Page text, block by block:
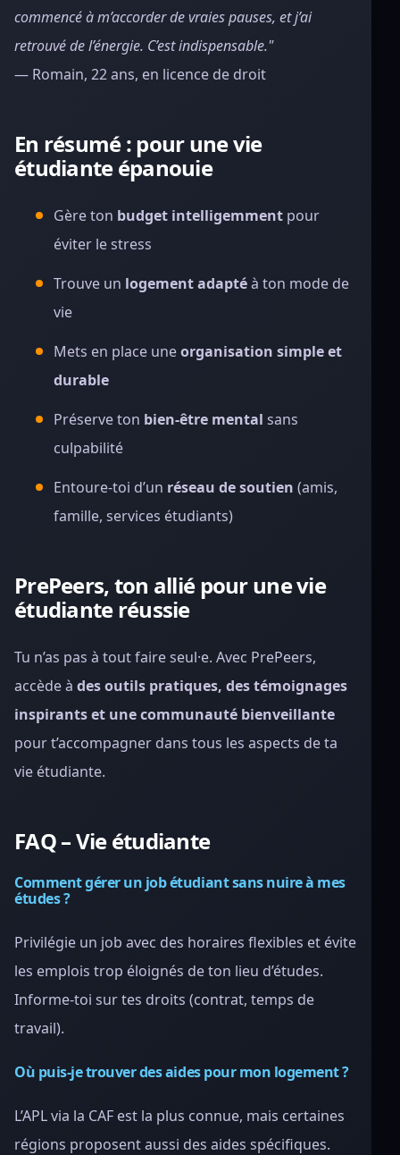
commencé à m’accorder de vraies pauses, et j’ai
retrouvé de l’énergie. C’est indispensable."
— Romain, 22 ans, en licence de droit
En résumé : pour une vie
étudiante épanouie
Gère ton budget intelligemment pour
éviter le stress
Trouve un logement adaptéà ton mode de
vie
Mets en place uneorganisation simple et
durable
Préserve ton bien-être mental sans
culpabilité
Entoure-toi d’un réseau de soutien (amis,
famille, services étudiants)
PrePeers, ton allié pour une vie
étudiante réussie
Tu n’as pas à tout faire seul·e. Avec PrePeers,
accède à des outils pratiques, des témoignages
inspirants et une communauté bienveillante
pour t’accompagner dans tous les aspects de ta
vie étudiante.
FAQ – Vie étudiante
Comment gérer un job étudiant sans nuire à mes
études ?
Privilégie un job avec des horaires flexibles et évite
les emplois trop éloignés de ton lieu d’études.
Informe-toi sur tes droits (contrat, temps de
travail).
Où puis-je trouver des aides pour mon logement ?
L’APL via la CAF est la plus connue, mais certaines
régions proposent aussi des aides spécifiques.